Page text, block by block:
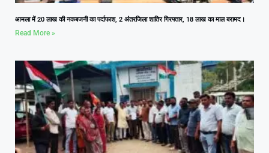
आमला में 20 लाख की नकबजनी का पर्दाफाश, 2 अंतरजिला शातिर गिरफ्तार, 18 लाख का माल बरामद।
Read More »